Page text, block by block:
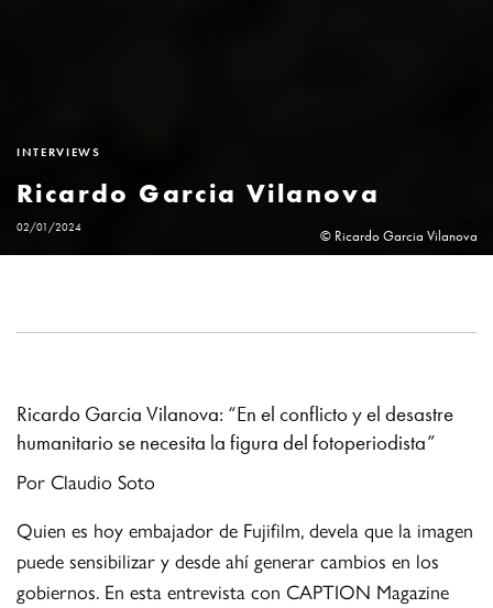
INTERVIEWS
Ricardo Garcia Vilanova
02/01/2024 © Ricardo Garcia Vilanova
Ricardo Garcia Vilanova: “En el conflicto y el desastre
humanitario se necesita la figura del fotoperiodista”
Por Claudio Soto
Quien es hoy embajador de Fujifilm, devela que la imagen
puede sensibilizar y desde ahí generar cambios en los
gobiernos. En esta entrevista con CAPTION Magazine